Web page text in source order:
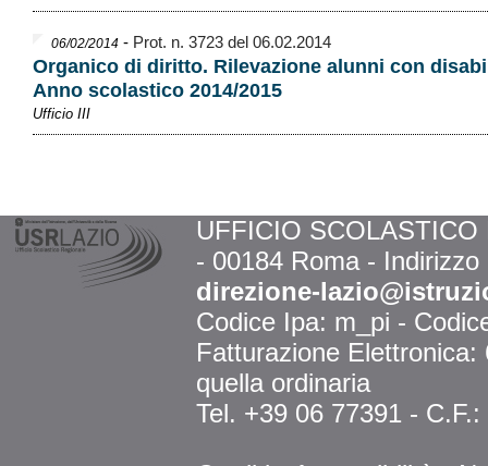
06/02/2014 - Prot. n. 3723 del 06.02.2014
Organico di diritto. Rilevazione alunni con
Anno scolastico 2014/2015
Ufficio III
UFFICIO
- 00184 Roma -
direzione-
Codice Ipa: m_pi -
Fatturazione
quella ordinaria
Tel. +39 06 77391 -